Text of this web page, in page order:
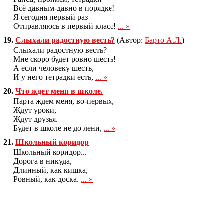
Всё давным-давно в порядке!
Я сегодня первый раз
Отправляюсь в первый класс! ... »
19. Слыхали радостную весть? (Автор: Барто А.Л.)
Слыхали радостную весть?
Мне скоро будет ровно шесть!
А если человеку шесть,
И у него тетрадки есть, ... »
20. Что ждет меня в школе.
Парта ждем меня, во-первых,
Ждут уроки,
Ждут друзья.
Будет в школе не до лени, ... »
21. Школьный коридор
Школьный коридор...
Дорога в никуда,
Длинный, как кишка,
Ровный, как доска. ... »